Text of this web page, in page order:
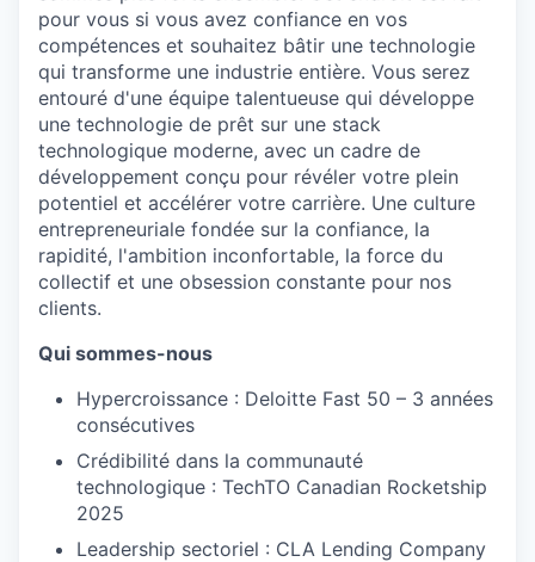
pour vous si vous avez confiance en vos
compétences et souhaitez bâtir une technologie
qui transforme une industrie entière. Vous serez
entouré d'une équipe talentueuse qui développe
une technologie de prêt sur une stack
technologique moderne, avec un cadre de
développement conçu pour révéler votre plein
potentiel et accélérer votre carrière. Une culture
entrepreneuriale fondée sur la confiance, la
rapidité, l'ambition inconfortable, la force du
collectif et une obsession constante pour nos
clients.
Qui sommes-nous
Hypercroissance : Deloitte Fast 50 – 3 années
consécutives
Crédibilité dans la communauté
technologique : TechTO Canadian Rocketship
2025
Leadership sectoriel : CLA Lending Company